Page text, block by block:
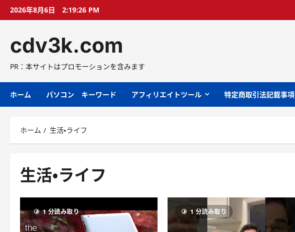
プ
2026年8月6日 2:19:27 PM
cdv3k.com
PR：本サイトはプロモーションを含みます
ホーム パソコン キーワード アフィリエイトツール 特定商取引法記載事項
ホーム 生活・ライフ
生活・ライフ
1 分読み取り 1 分読み取り